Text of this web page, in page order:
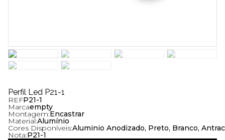
Perfil Led P21-1
REFP21-1
Marcaempty
Montagem:Encastrar
Material:Alumínio
Cores Disponíveis:Aluminio Anodizado, Preto, Branco,
Nota:P21-1